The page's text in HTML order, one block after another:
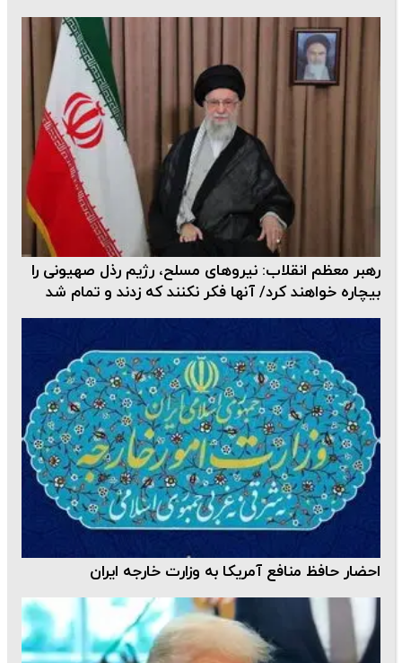
رهبر معظم انقلاب: نیروهای مسلح، رژیم رذل صهیونی را
بیچاره خواهند کرد/ آنها فکر نکنند که زدند و تمام شد
احضار حافظ منافع آمریکا به وزارت خارجه ایران